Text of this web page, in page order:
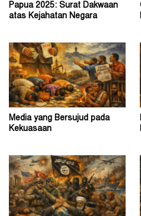
Papua 2025: Surat Dakwaan
atas Kejahatan Negara
Media yang Bersujud pada
Kekuasaan